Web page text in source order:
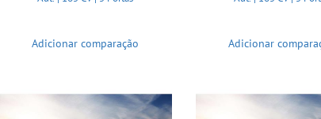
Adicionar comparação Adicionar